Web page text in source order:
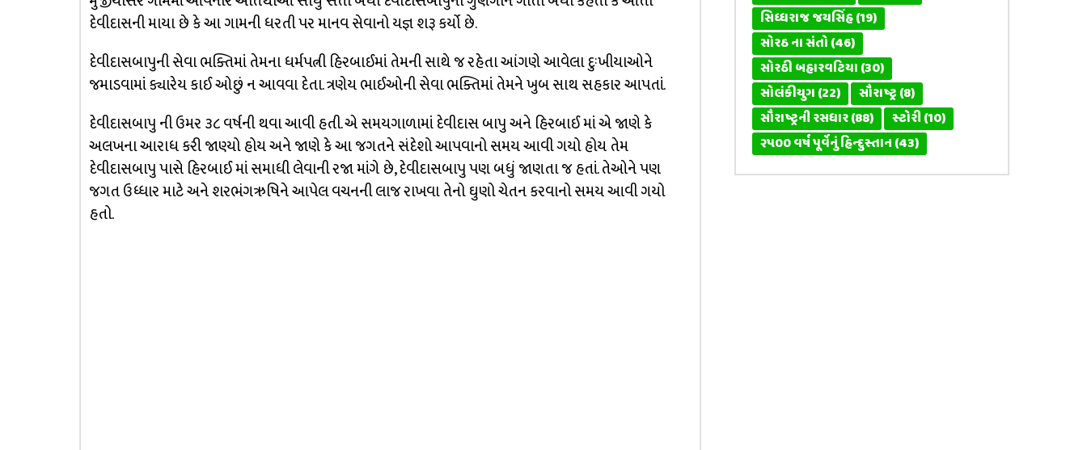
દેવીદાસની માયા છે કે આ ગામની ધરતી પર માનવ સેવાનો યજ્ઞ શરૂ કર્યો છે.
દેવીદાસબાપુની સેવા ભક્તિમાં તેમના ધર્મપત્ની હિરબાઈમાં તેમની સાથે જ રહેતા આંગણે આવેલા દુઃખીયાઓને
જમાડવામાં ક્યારેય કાઈ ઓછું ન આવવા દેતા. ત્રણેય ભાઈઓની સેવા ભક્તિમાં તેમને ખુબ સાથ સહકાર આપતાં.
દેવીદાસબાપુ ની ઉમર ૩૮ વર્ષની થવા આવી હતી. એ સમયગાળામાં દેવીદાસ બાપુ અને હિરબાઈ માં એ જાણે કે
અલખના આરાધ કરી જાણ્યો હોય અને જાણે કે આ જગતને સંદેશો આપવાનો સમય આવી ગયો હોય તેમ
દેવીદાસબાપુ પાસે હિરબાઈ માં સમાધી લેવાની રજા માંગે છે, દેવીદાસબાપુ પણ બધું જાણતા જ હતાં. તેઓને પણ
જગત ઉધ્ધાર માટે અને શરભંગઋષિને આપેલ વચનની લાજ રાખવા તેનો ઘુણો ચેતન કરવાનો સમય આવી ગયો
હતો.
સિધ્ધરાજ જયસિંહ(19)
સોરઠ ના સંતો(46)
સોરઠી બહારવટિયા(30)
સોલંકીયુગ(22) સૌરાષ્ટ્ર(8)
સૌરાષ્ટ્રની રસધાર(88) સ્ટોરી(10)
૨૫૦૦ વર્ષ પૂર્વેનું હિન્દુસ્તાન(43)